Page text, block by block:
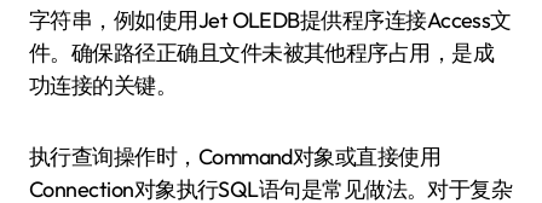
字符串，例如使用Jet OLEDB提供程序连接Access文
件。确保路径正确且文件未被其他程序占用，是成
功连接的关键。
执行查询操作时，Command对象或直接使用
Connection对象执行SQL语句是常见做法。对于复杂